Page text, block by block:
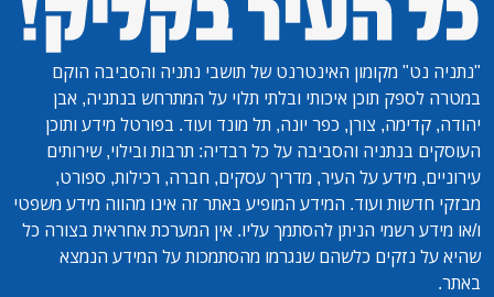
"נתניה נט" מקומון האינטרנט של תושבי נתניה והסביבה הוקם
במטרה לספק תוכן איכותי ובלתי תלוי על המתרחש בנתניה, אבן
יהודה, קדימה, צורן, כפר יונה, תל מונד ועוד. בפורטל מידע ותוכן
העוסקים בנתניה והסביבה על כל רבדיה: תרבות ובילוי, שירותים
עירוניים, מידע על העיר, מדריך עסקים, חברה, רכילות, ספורט,
מבזקי חדשות ועוד. המידע המופיע באתר זה אינו מהווה מידע משפטי
ו/או מידע רשמי הניתן להסתמך עליו. אין המערכת אחראית בצורה כל
שהיא על נזקים כלשהם שנגרמו מהסתמכות על המידע הנמצא
באתר.